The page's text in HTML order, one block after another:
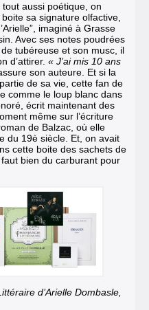
aussi poétique, on
sa signature olfactive,
imaginé à Grasse
Avec ses notes poudrées
tubéreuse et son musc, il
d’attirer. « J’ai mis 10 ans
son auteure. Et si la
de sa vie, cette fan de
comme le loup blanc dans
écrit maintenant des
même sur l’écriture
de Balzac, où elle
du 19è siècle. Et, on avait
cette boite des sachets de
bien du carburant pour
d’Arielle Dombasle,